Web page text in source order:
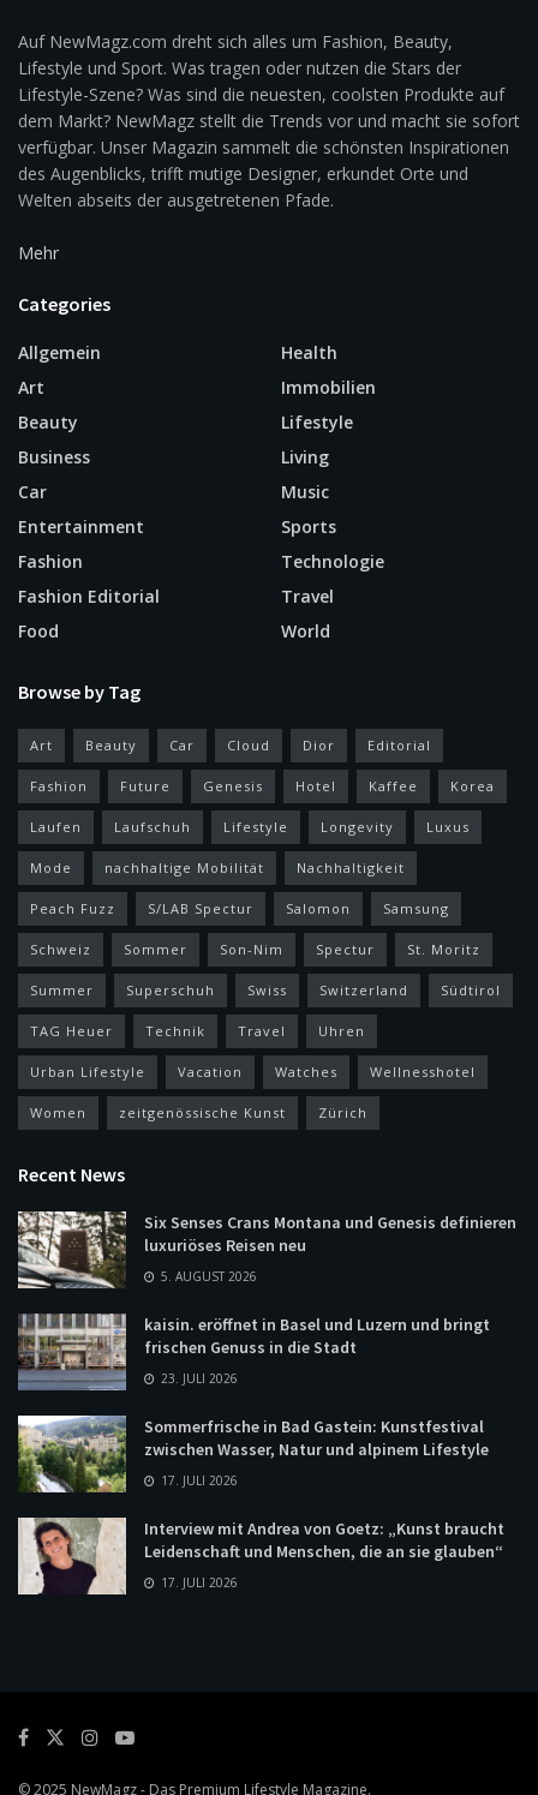
Auf NewMagz.com dreht sich alles um Fashion, Beauty,
Lifestyle und Sport. Was tragen oder nutzen die Stars der
Lifestyle-Szene? Was sind die neuesten, coolsten Produkte auf
dem Markt? NewMagz stellt die Trends vor und macht sie sofort
verfügbar. Unser Magazin sammelt die schönsten Inspirationen
des Augenblicks, trifft mutige Designer, erkundet Orte und
Welten abseits der ausgetretenen Pfade.
Mehr
Categories
Allgemein
Art
Beauty
Business
Car
Entertainment
Fashion
Fashion Editorial
Food
Health
Immobilien
Lifestyle
Living
Music
Sports
Technologie
Travel
World
Browse by Tag
Art Beauty Car Cloud Dior Editorial
Fashion Future Genesis Hotel Kaffee Korea
Laufen Laufschuh Lifestyle Longevity Luxus
Mode nachhaltige Mobilität Nachhaltigkeit
Peach Fuzz S/LAB Spectur Salomon Samsung
Schweiz Sommer Son-Nim Spectur St. Moritz
Summer Superschuh Swiss Switzerland Südtirol
TAG Heuer Technik Travel Uhren
Urban Lifestyle Vacation Watches Wellnesshotel
Women zeitgenössische Kunst Zürich
Recent News
Six Senses Crans Montana und Genesis definieren
luxuriöses Reisen neu
5. AUGUST 2026
kaisin. eröffnet in Basel und Luzern und bringt
frischen Genuss in die Stadt
23. JULI 2026
Sommerfrische in Bad Gastein: Kunstfestival
zwischen Wasser, Natur und alpinem Lifestyle
17. JULI 2026
Interview mit Andrea von Goetz: „Kunst braucht
Leidenschaft und Menschen, die an sie glauben“
17. JULI 2026
© 2025 NewMagz- Das Premium Lifestyle Magazine.